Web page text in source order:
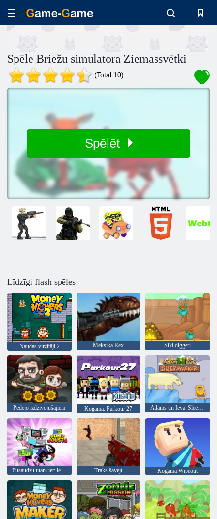
Spēle Briežu simulatora Ziemassvētki
(Total 10)
Spēlēt
Līdzīgi flash spēles
Naudas virzītāji 2 Meksika Rex Sīki diggeri
Pēdējo izdzīvojušajiem Kogama: Parkour 27 Adams un Ieva: Sleepwalker
Pusaudžu titāni iet: leciet Jousts Traks šāvēji Kogama Wipeout